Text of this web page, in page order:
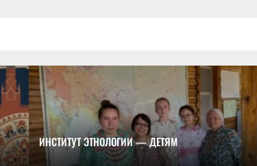
ИНСТИТУТ ЭТНОЛОГИИ — ДЕТЯМ